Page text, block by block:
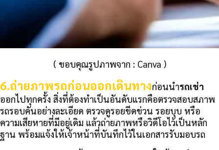
( ขอบคุณรูปภาพจาก : Canva )
6.ถ่ายภาพรถก่อนออกเดินทางก่อนนำรถเช่า
ออกไปทุกครั้ง สิ่งที่ต้องทำเป็นอันดับแรกคือตรวจสอบสภาพ
รถรอบคันอย่างละเอียด ตรวจดูรอยขีดข่วน รอยบุบ หรือ
ความเสียหายที่มีอยู่เดิม แล้วถ่ายภาพหรือวิดีโอไว้เป็นหลัก
ฐาน พร้อมแจ้งให้เจ้าหน้าที่บันทึกไว้ในเอกสารรับมอบรถ